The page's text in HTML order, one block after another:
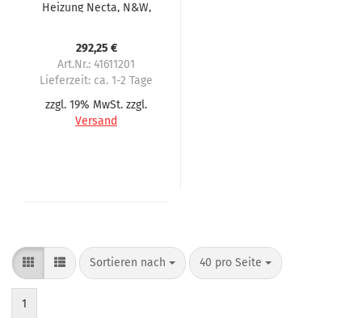
Heizung Necta, N&W,
292,25 €
Art.Nr.: 41611201
Lieferzeit: ca. 1-2 Tage
zzgl. 19% MwSt. zzgl.
Versand
Sortieren nach 40 pro Seite
1